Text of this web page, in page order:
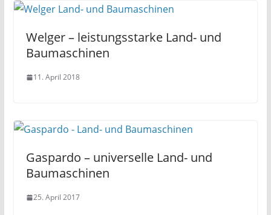
Welger – leistungsstarke Land- und
Baumaschinen
11. April 2018
Gaspardo – universelle Land- und
Baumaschinen
25. April 2017